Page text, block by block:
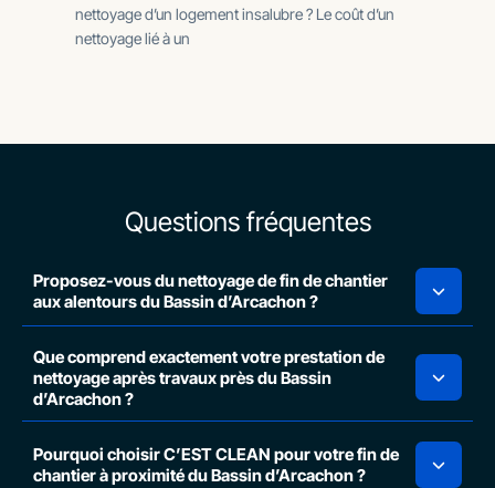
nettoyage d’un logement insalubre ? Le coût d’un
nettoyage lié à un
Questions fréquentes
Proposez-vous du nettoyage de fin de chantier
aux alentours du Bassin d’Arcachon ?
Que comprend exactement votre prestation de
nettoyage après travaux près du Bassin
d’Arcachon ?
Pourquoi choisir C’EST CLEAN pour votre fin de
chantier à proximité du Bassin d’Arcachon ?